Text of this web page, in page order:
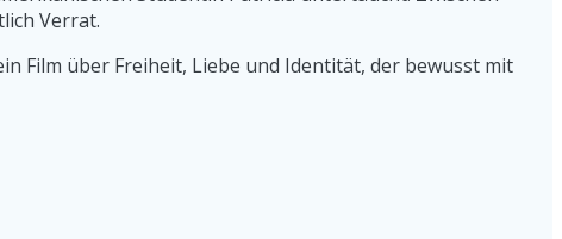
Verrat.
Film über Freiheit, Liebe und Identität, der bewusst mit